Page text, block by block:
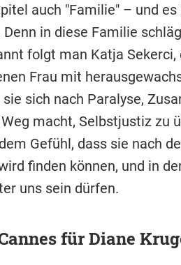
auch "Familie" – und es
in diese Familie
folgt man Katja Sekerci,
Frau mit
sich nach Paralyse,
macht, Selbstjustiz zu
Gefühl, dass sie nach
finden können, und in
uns sein dürfen.
für Diane